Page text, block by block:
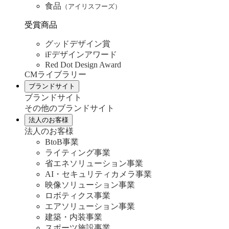
食品 （アイリスフーズ）
受賞商品
グッドデザイン賞
iFデザインアワード
Red Dot Design Award
CMライブラリー
ブランドサイト
ブランドサイト
その他のブランドサイト
法人のお客様
法人のお客様
BtoB事業
ライティング事業
省エネソリューション事業
AI・セキュリティカメラ事業
映像ソリューション事業
ロボティクス事業
エアソリューション事業
建築・内装事業